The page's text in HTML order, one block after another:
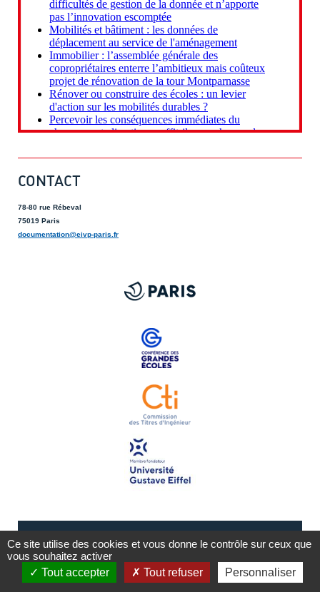
CONTACT
78-80 rue Rébeval
75019 Paris
documentation@eivp-paris.fr
Mentions légales Plan du site
Ce site utilise des cookies et vous donne le contrôle sur ceux que
vous souhaitez activer
Tout accepter
Tout refuser Personnaliser